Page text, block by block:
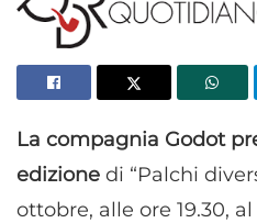
La compagnia Godot
edizione di “Palchi
ottobre, alle ore 19.30,